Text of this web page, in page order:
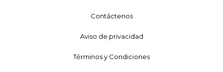
Contáctenos
Aviso de privacidad
Términos y Condiciones